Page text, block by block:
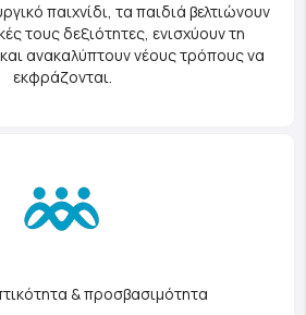
παιχνίδι, τα παιδιά βελτιώνουν
τους δεξιότητες, ενισχύουν τη
ανακαλύπτουν νέους τρόπους να
εκφράζονται.
& προσβασιμότητα